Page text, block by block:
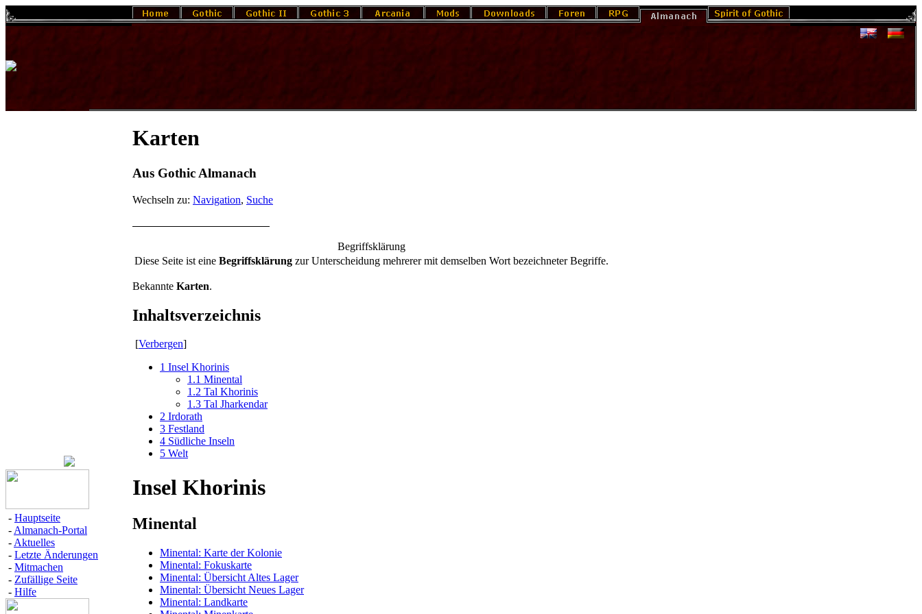
- Hauptseite
- Almanach-Portal
- Aktuelles
- Letzte Änderungen
- Mitmachen
- Zufällige Seite
- Hilfe
Karten
Aus Gothic Almanach
Wechseln zu: Navigation, Suche
Be­griffs­klä­rung
Die­se Sei­te ist eine Be­griffs­klä­rung zur Un­ter­schei­dung meh­re­rer mit dem­sel­ben Wort be­zeich­ne­ter Be­grif­fe.
Bekannte Karten.
Inhaltsverzeichnis
[Verbergen]
1 Insel Khorinis
1.1 Minental
1.2 Tal Khorinis
1.3 Tal Jharkendar
2 Irdorath
3 Festland
4 Südliche Inseln
5 Welt
Insel Khorinis
Minental
Minental: Karte der Kolonie
Minental: Fokuskarte
Minental: Übersicht Altes Lager
Minental: Übersicht Neues Lager
Minental: Landkarte